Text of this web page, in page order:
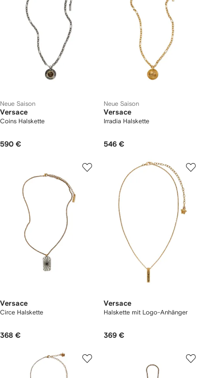
Neue Saison
Versace
Coins Halskette
590 €
Neue Saison
Versace
Irradia Halskette
546 €
Versace
Circe Halskette
368 €
Versace
Halskette mit Logo-Anhänger
369 €